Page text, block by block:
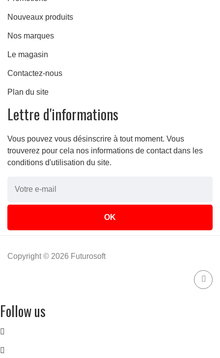
Nouveaux produits
Nos marques
Le magasin
Contactez-nous
Plan du site
Lettre d'informations
Vous pouvez vous désinscrire à tout moment. Vous
trouverez pour cela nos informations de contact dans les
conditions d'utilisation du site.
Copyright © 2026 Futurosoft
Follow us